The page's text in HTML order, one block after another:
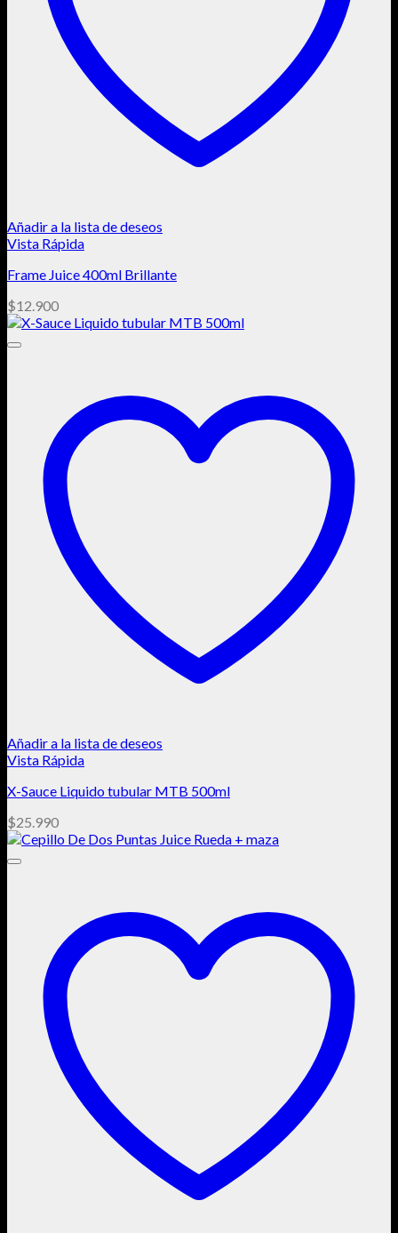
Añadir a la lista de deseos
Vista Rápida
Frame Juice 400ml Brillante
$12.900
Añadir a la lista de deseos
Vista Rápida
X-Sauce Liquido tubular MTB 500ml
$25.990